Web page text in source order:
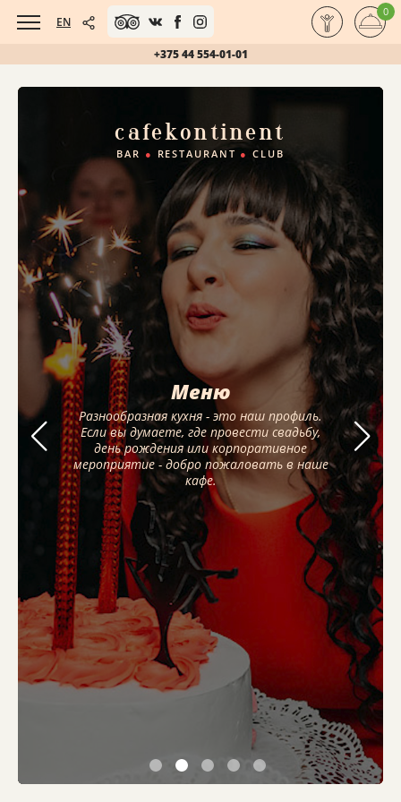
EN
+375 44 554-01-01
0
cafekontinent
BAR ● RESTAURANT ● CLUB
Меню
Разнообразная кухня - это наш профиль.
Если вы думаете, где провести свадьбу,
день рождения или корпоративное
мероприятие - добро пожаловать в наше
кафе.
Меню
Разнообразная кухня - это наш профиль.
Если вы думаете, где провести свадьбу,
день рождения или корпоративное
мероприятие - добро пожаловать в наше
кафе.
Меню
Разнообразная кухня - это наш профиль.
Если вы думаете, где провести свадьбу,
день рождения или корпоративное
мероприятие - добро пожаловать в наше
кафе.